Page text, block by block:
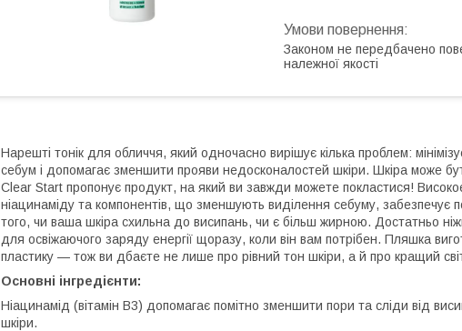
Законом не передбачено
належної якості
Нарешті тонік для обличчя, який одночасно вирішує кілька проблем:
себум і допомагає зменшити прояви недосконалостей шкіри. Шкіра може
Clear Start пропонує продукт, на який ви завжди можете покластися!
ніацинаміду та компонентів, що зменшують виділення себуму, забезпечує
того, чи ваша шкіра схильна до висипань, чи є більш жирною. Достатньо
для освіжаючого заряду енергії щоразу, коли він вам потрібен. Пляшка
пластику — тож ви дбаєте не лише про рівний тон шкіри, а й про кращий
Основні інгредієнти:
Ніацинамід (вітамін B3) допомагає помітно зменшити пори та сліди від
шкіри.